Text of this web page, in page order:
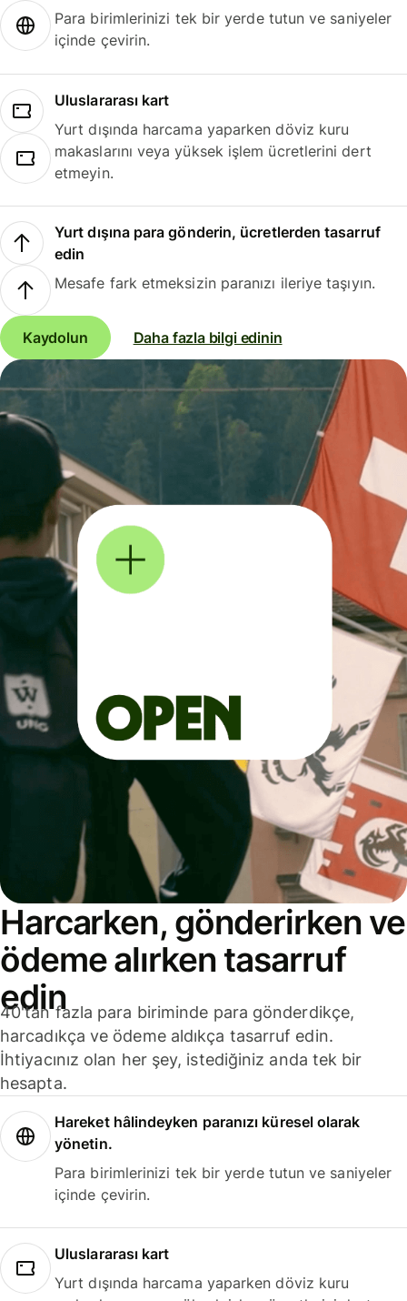
Para birimlerinizi tek bir yerde tutun ve saniyeler
içinde çevirin.
Uluslararası kart
Yurt dışında harcama yaparken döviz kuru
makaslarını veya yüksek işlem ücretlerini dert
etmeyin.
Yurt dışına para gönderin, ücretlerden tasarruf
edin
Mesafe fark etmeksizin paranızı ileriye taşıyın.
Kaydolun Daha fazla bilgi edinin
Harcarken, gönderirken ve
ödeme alırken tasarruf
edin
40'tan fazla para biriminde para gönderdikçe,
harcadıkça ve ödeme aldıkça tasarruf edin.
İhtiyacınız olan her şey, istediğiniz anda tek bir
hesapta.
Hareket hâlindeyken paranızı küresel olarak
yönetin.
Para birimlerinizi tek bir yerde tutun ve saniyeler
içinde çevirin.
Uluslararası kart
Yurt dışında harcama yaparken döviz kuru